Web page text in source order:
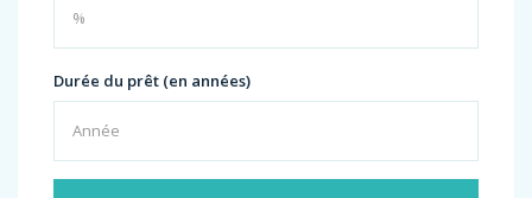
Durée du prêt (en années)